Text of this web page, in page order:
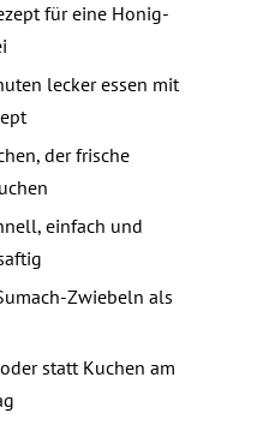
für eine Honig-
lecker essen mit
der frische
einfach und
Zwiebeln als
statt Kuchen am